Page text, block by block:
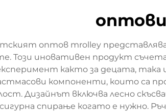
оптов тrolley представлява
Този иновативен продукт
както за децата, така
компоненти, които са
Дизайнът включва лесно
сигурна спирање когато е нужно.